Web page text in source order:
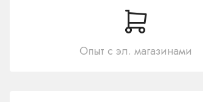
Опыт с эл. магазинами